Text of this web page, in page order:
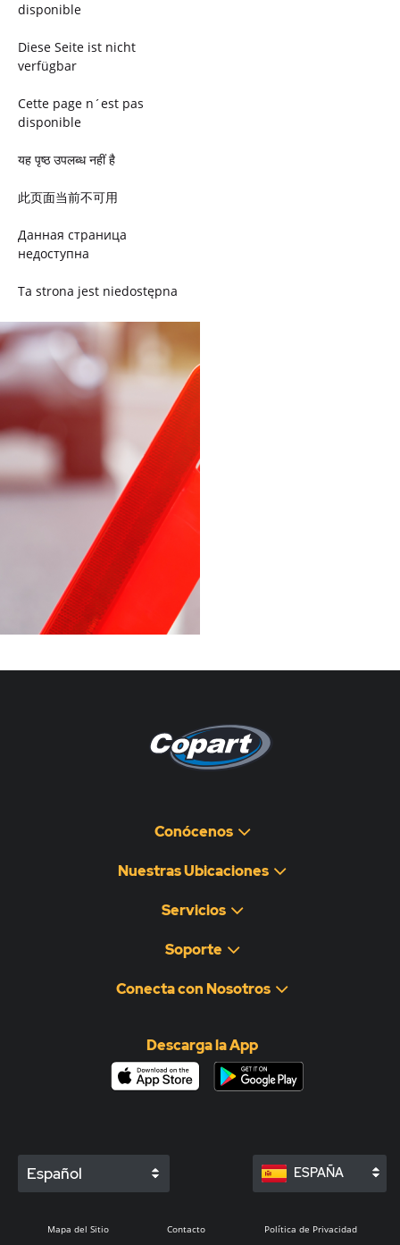
disponible
Diese Seite ist nicht
verfügbar
Cette page n´est pas
disponible
यह पृष्ठ उपलब्ध नहीं है
此页面当前不可用
Данная страница
недоступна
Ta strona jest niedostępna
Trang này không có
Esta página não está
disponível
このページは現在利用できま
せん
Pagina non disponibile
هذه الصفحة غير متوفرة
Conócenos
Nuestras Ubicaciones
Servicios
Soporte
Conecta con Nosotros
Descarga la App
Español ESPAÑA
Mapa del Sitio Contacto Política de Privacidad